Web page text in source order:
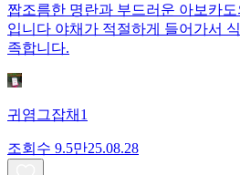
짭조름한 명란과 부드러운 아보카
입니다 야채가 적절하게 들어가서
족합니다.
귀염그잡채1
조회수 9.5만25.08.28